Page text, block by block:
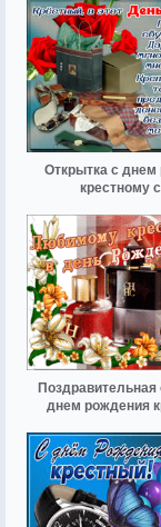
Открытка с днем
крестному
Поздравительная
днем рождения